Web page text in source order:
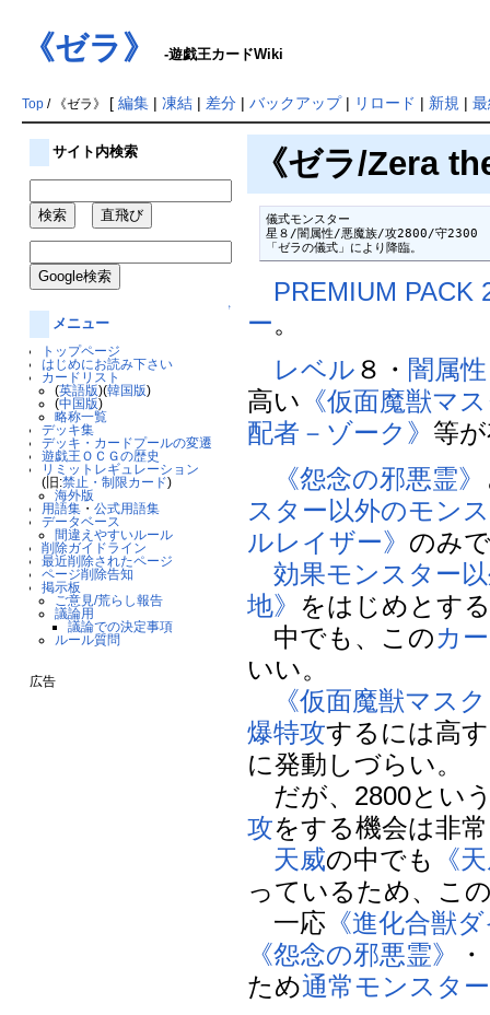
《ゼラ》 -遊戯王カードWiki
Top/ 《ゼラ》 [ 編集| 凍結| 差分| バックアップ| リロード | 新規 |
サイト内検索
↑
メニュー
トップページ
はじめにお読み下さい
カードリスト
(英語版)(韓国版)
(中国版)
略称一覧
デッキ集
デッキ・カードプールの変遷
遊戯王ＯＣＧの歴史
リミットレギュレーション
(旧:禁止・制限カード)
海外版
用語集 ・公式用語集
データベース
間違えやすいルール
削除ガイドライン
最近削除されたページ
ページ削除告知
掲示板
ご意見/荒らし報告
議論用
議論での決定事項
ルール質問
広告
《ゼラ/Zera
儀式モンスター
星８/闇属性/悪魔族/攻2800/守2300
「ゼラの儀式」により降臨。
PREMIUM PACK
ー。
レベル ８・ 闇属性
高い 《仮面魔獣マ
配者－ゾーク》 等
《怨念の邪悪霊》
スター以外のモン
ルレイザー》 のみ
効果モンスター
地》 をはじめとす
中でも、このカ
いい。
《仮面魔獣マス
爆特攻するには高
に発動しづらい。
だが、2800とい
攻をする機会は非
天威の中でも
《
っているため、こ
一応 《進化合獣
《怨念の邪悪霊》
・
ため通常モンスター